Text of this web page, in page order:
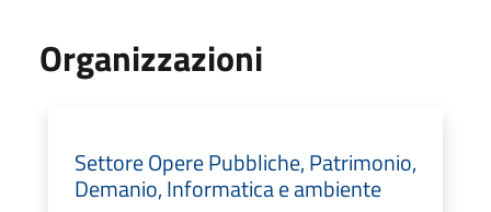
Organizzazioni
Settore Opere Pubbliche, Patrimonio,
Demanio, Informatica e ambiente